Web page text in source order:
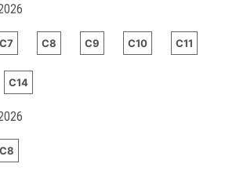
C7 C8 C9 C10 C11
C14
C8